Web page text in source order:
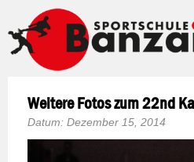
Weitere Fotos zum 22nd
Datum: Dezember 15, 2014